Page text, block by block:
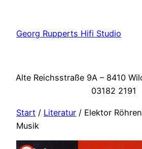
springen
Georg Rupperts Hifi Studio
Alte Reichsstraße 9A – 8410
03182 2191
Start / Literatur / Elektor
Musik